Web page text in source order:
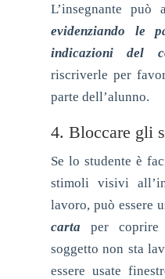
L’insegnante può
evidenziando le
indicazioni del
riscriverle per
parte dell’alunno.
4. Bloccare gli
Se lo studente è
stimoli visivi
lavoro, può essere
carta per
soggetto non sta
essere usate